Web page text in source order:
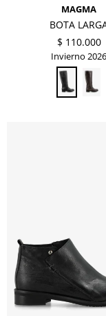
MAGMA
BOTA
$ 110.000
Invierno 2026